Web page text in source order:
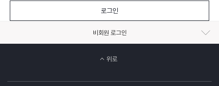
로그인
비회원 로그인
위로